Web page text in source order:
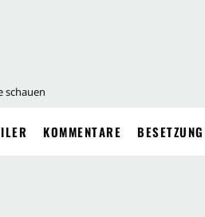
schauen
KOMMENTARE BESETZUNG